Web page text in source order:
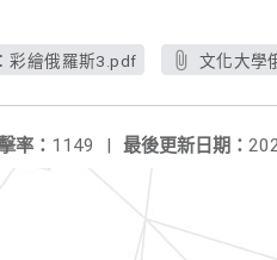
彩繪俄羅斯3.pdf 文化大學
最後更新日期：
率： 1149 |